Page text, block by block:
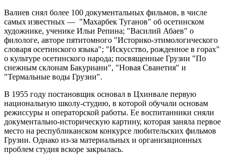
Валиев снял более 100 документальных фильмов, в числе
самых известных — "Махарбек Туганов" об осетинском
художнике, ученике Ильи Репина; "Василий Абаев" о
филологе, авторе пятитомного "Историко-этимологического
словаря осетинского языка"; "Искусство, рожденное в горах"
о культуре осетинского народа; посвященные Грузии "По
снежным склонам Бакуриани", "Новая Сванетия" и
"Термальные воды Грузии".
В 1955 году постановщик основал в Цхинвале первую
национальную школу-студию, в которой обучали основам
режиссуры и операторской работы. Ее воспитанники сняли
документально-историческую картину, которая заняла первое
место на республиканском конкурсе любительских фильмов
Грузии. Однако из-за материальных и организационных
проблем студия вскоре закрылась.